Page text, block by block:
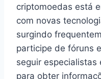
criptomoedas está
com novas
surgindo
participe de fóruns
seguir
para obter